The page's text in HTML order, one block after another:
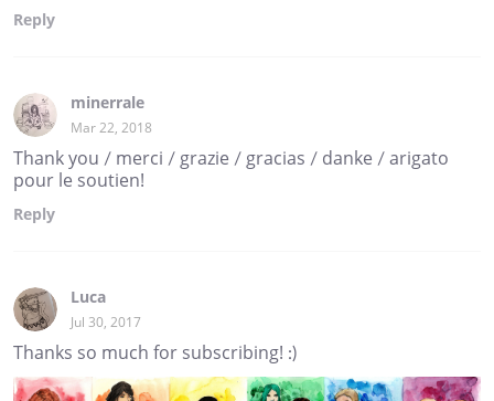
Reply
minerrale
Mar 22, 2018
Thank you / merci / grazie / gracias / danke / arigato
pour le soutien!
Reply
Luca
Jul 30, 2017
Thanks so much for subscribing! :)